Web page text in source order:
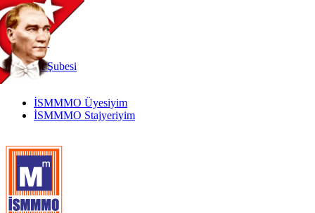
TR
|
EN
İnternetŞubesi
İSMMMO Üyesiyim
İSMMMO Stajyeriyim